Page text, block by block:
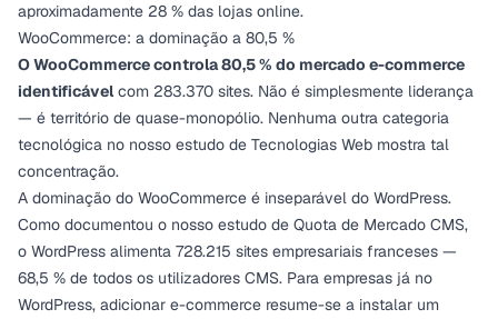
aproximadamente 28 % das lojas online.
WooCommerce: a dominação a 80,5 %
O WooCommerce controla 80,5 % do mercado e-commerce
identificávelcom 283.370 sites. Não é simplesmente liderança
— é território de quase-monopólio. Nenhuma outra categoria
tecnológica no nosso estudo de Tecnologias Web mostra tal
concentração.
A dominação do WooCommerce é inseparável do WordPress.
Como documentou o nosso estudo de Quota de Mercado CMS,
o WordPress alimenta 728.215 sites empresariais franceses —
68,5 % de todos os utilizadores CMS. Para empresas já no
WordPress, adicionar e-commerce resume-se a instalar um